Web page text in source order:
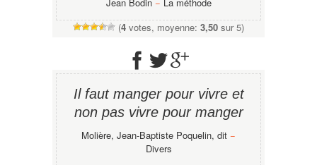
(4 votes, moyenne: 3,50 sur 5)
Il faut manger pour vivre et
non pas vivre pour manger
Molière, Jean-Baptiste Poquelin, dit −
Divers